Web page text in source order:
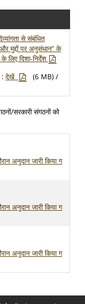
से संबंधित
और मुद्दों पर अनुसंधान” के
लिए दिशा-निर्देश
देखें (6 MB) /
सरकारी संगठनों को
अनुदान जारी किया ग
अनुदान जारी किया ग
अनुदान जारी किया ग